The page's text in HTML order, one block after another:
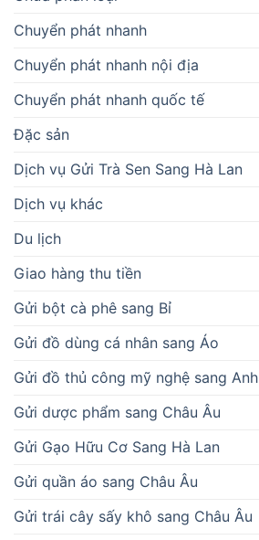
Chuyển phát nhanh
Chuyển phát nhanh nội địa
Chuyển phát nhanh quốc tế
Đặc sản
Dịch vụ Gửi Trà Sen Sang Hà Lan
Dịch vụ khác
Du lịch
Giao hàng thu tiền
Gửi bột cà phê sang Bỉ
Gửi đồ dùng cá nhân sang Áo
Gửi đồ thủ công mỹ nghệ sang Anh
Gửi dược phẩm sang Châu Âu
Gửi Gạo Hữu Cơ Sang Hà Lan
Gửi quần áo sang Châu Âu
Gửi trái cây sấy khô sang Châu Âu